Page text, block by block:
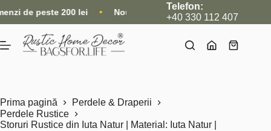
la
conținut
200 lei • Nou: Acum livrăm și internațional, direct din
Telefon:
+40 330 112 407
Coș
Prima pagină
Perdele & Draperii
Perdele Rustice
Storuri Rustice din Iuta Natur | Material: Iuta Natur |